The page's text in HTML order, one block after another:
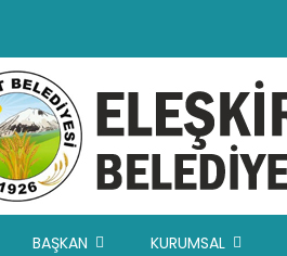
BAŞKAN KURUMSAL